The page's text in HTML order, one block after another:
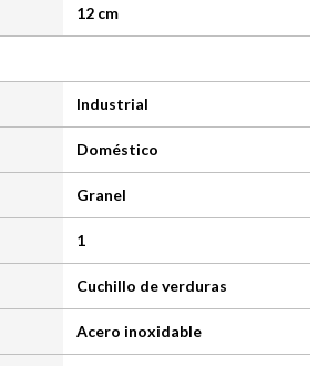
12 cm
Industrial
Doméstico
Granel
1
Cuchillo de verduras
Acero inoxidable